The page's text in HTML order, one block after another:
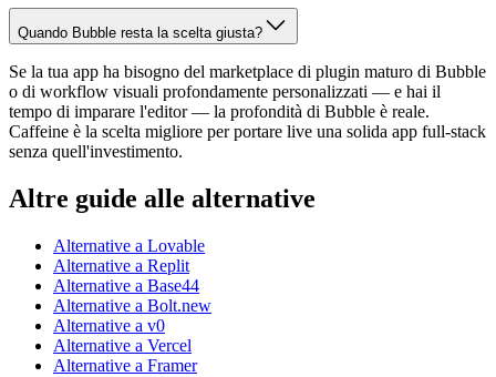
Quando Bubble resta la scelta giusta?
Se la tua app ha bisogno del marketplace di plugin maturo di Bubble
o di workflow visuali profondamente personalizzati — e hai il
tempo di imparare l'editor — la profondità di Bubble è reale.
Caffeine è la scelta migliore per portare live una solida app full-stack
senza quell'investimento.
Altre guide alle alternative
Alternative a Lovable
Alternative a Replit
Alternative a Base44
Alternative a Bolt.new
Alternative a v0
Alternative a Vercel
Alternative a Framer